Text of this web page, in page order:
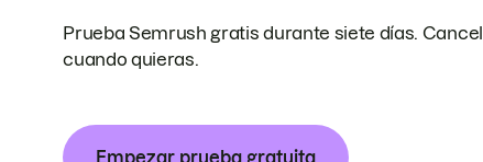
Prueba Semrush gratis durante siete días.
cuando quieras.
Empezar prueba gratuita